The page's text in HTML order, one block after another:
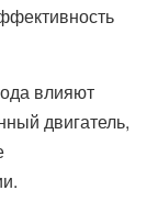
влияют
двигатель,